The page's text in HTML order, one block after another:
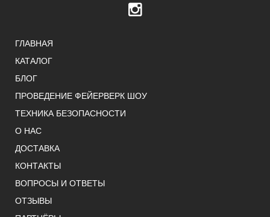
ГЛАВНАЯ
КАТАЛОГ
БЛОГ
ПРОВЕДЕНИЕ ФЕЙЕРВЕРК ШОУ
ТЕХНИКА БЕЗОПАСНОСТИ
О НАС
ДОСТАВКА
КОНТАКТЫ
ВОПРОСЫ И ОТВЕТЫ
ОТЗЫВЫ